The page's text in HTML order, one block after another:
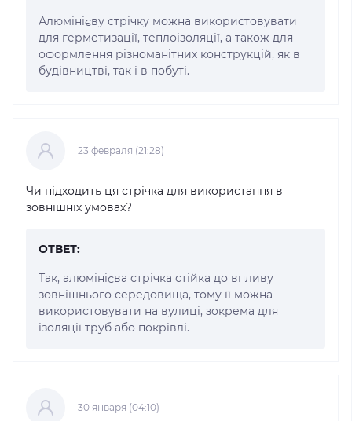
Алюмінієву стрічку можна використовувати
для герметизації, теплоізоляції, а також для
оформлення різноманітних конструкцій, як в
будівництві, так і в побуті.
23 февраля (21:28)
Чи підходить ця стрічка для використання в
зовнішніх умовах?
ОТВЕТ:
Так, алюмінієва стрічка стійка до впливу
зовнішнього середовища, тому її можна
використовувати на вулиці, зокрема для
ізоляції труб або покрівлі.
30 января (04:10)